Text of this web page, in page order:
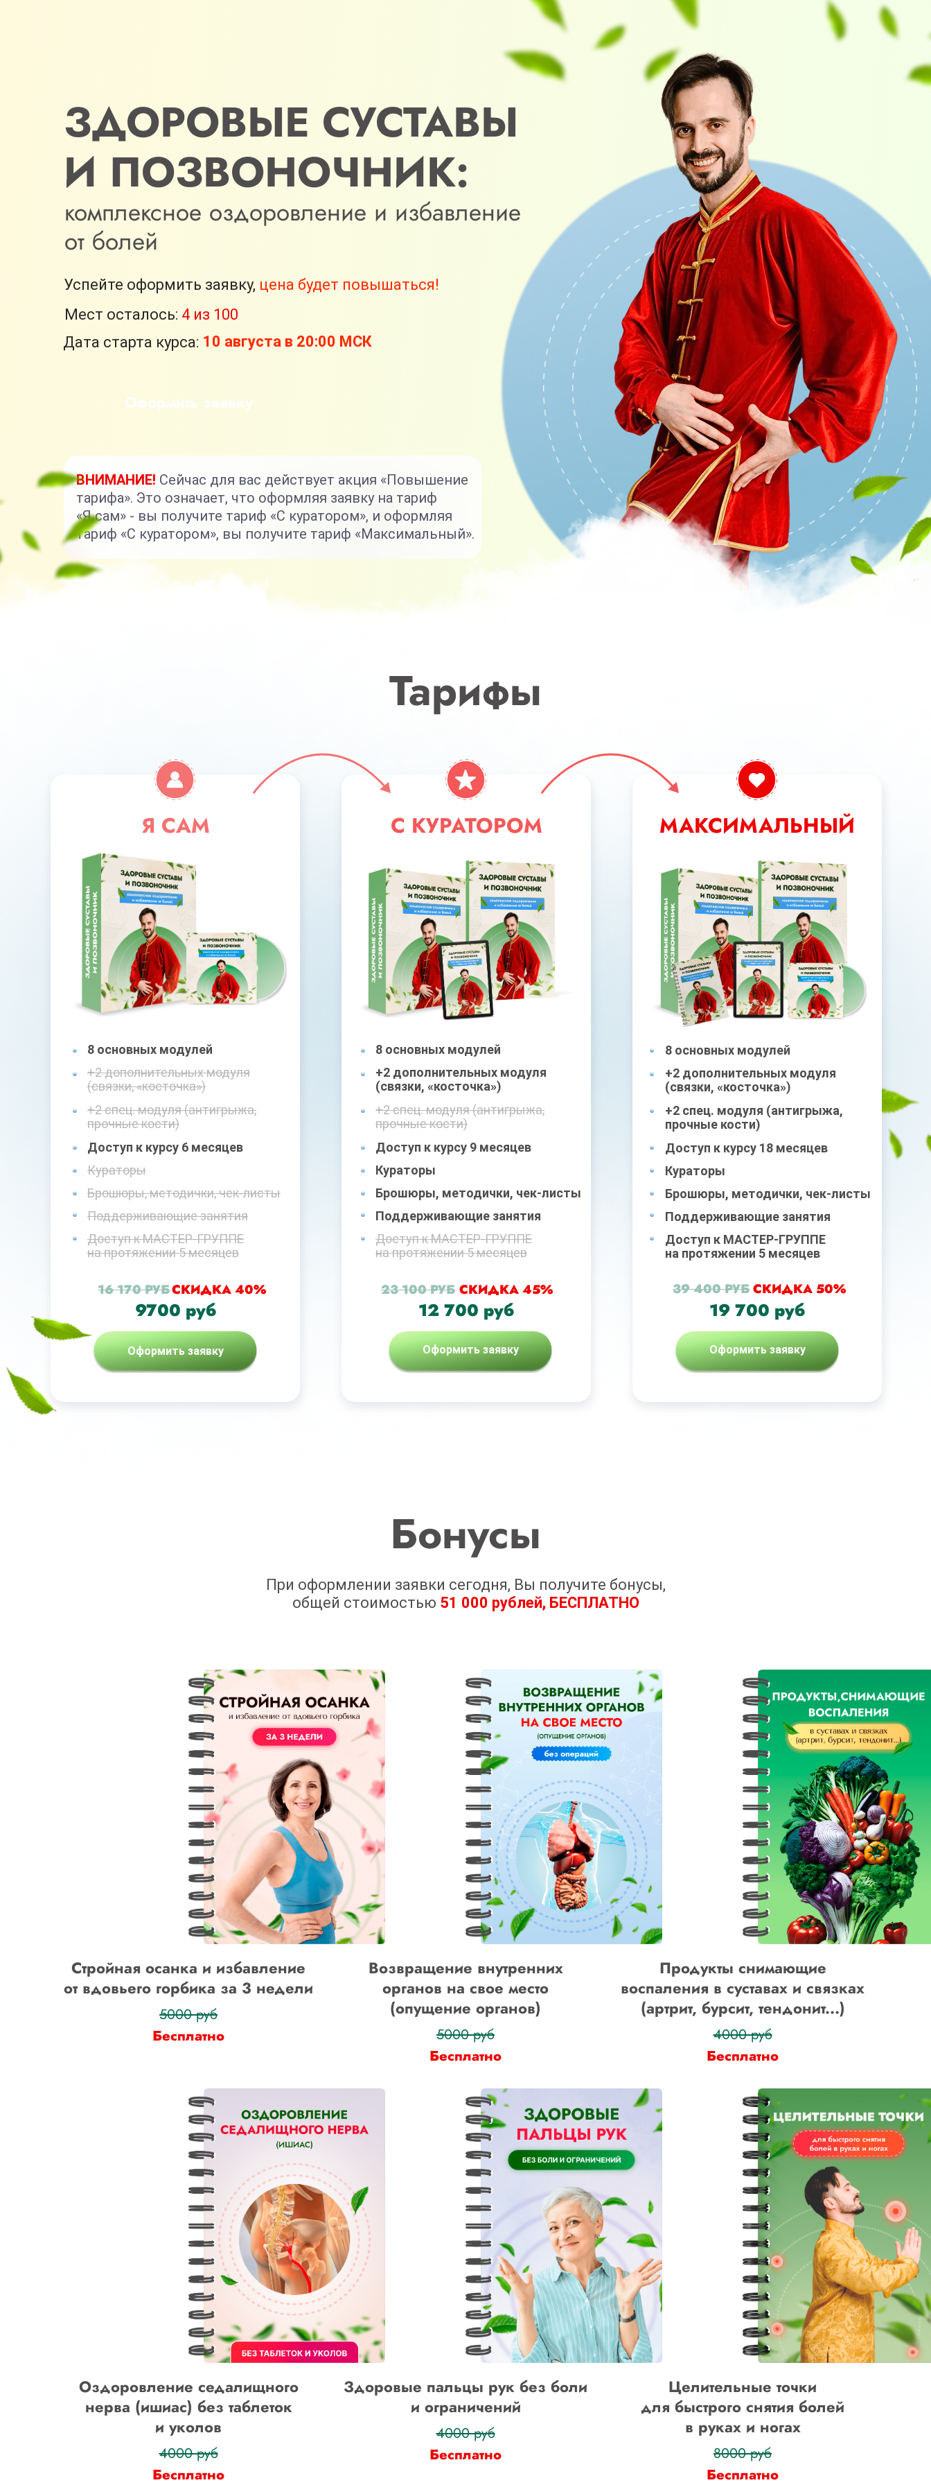
ЗДОРОВЫЕ СУСТАВЫ
И ПОЗВОНОЧНИК:
Оформить заявку
комплексное оздоровление и избавление
от болей
Успейте оформить заявку, цена будет повышаться!
Мест осталось: 4 из 100
ВНИМАНИЕ! Сейчас для вас действует акция «Повышение
тарифа». Это означает, что оформляя заявку на тариф
«Я сам» - вы получите тариф «С куратором», и оформляя
тариф «С куратором», вы получите тариф «Максимальный».
Дата старта курса: 10 августа в 20:00 МСК
Я САМ С КУРАТОРОМ МАКСИМАЛЬНЫЙ
9700 руб 12 700 руб 19 700 руб
Оформить заявку Оформить заявку Оформить заявку
8 основных модулей
+2 дополнительных модуля
(связки, «косточка»)
+2 спец. модуля (антигрыжа,
прочные кости)
Доступ к курсу 6 месяцев
Кураторы
Поддерживающие занятия
Брошюры, методички, чек-листы
Доступ к МАСТЕР-ГРУППЕ
на протяжении 5 месяцев
Тарифы
23 100 РУБ СКИДКА 45%
8 основных модулей
+2 дополнительных модуля
(связки, «косточка»)
+2 спец. модуля (антигрыжа,
прочные кости)
Доступ к курсу 9 месяцев
Кураторы
Поддерживающие занятия
Брошюры, методички, чек-листы
Доступ к МАСТЕР-ГРУППЕ
на протяжении 5 месяцев
16 170 РУБСКИДКА 40% 39 400 РУБСКИДКА 50%
8 основных модулей
+2 дополнительных модуля
(связки, «косточка»)
+2 спец. модуля (антигрыжа,
прочные кости)
Доступ к курсу 18 месяцев
Кураторы
Поддерживающие занятия
Брошюры, методички, чек-листы
Доступ к МАСТЕР-ГРУППЕ
на протяжении 5 месяцев
При оформлении заявки сегодня, Вы получите бонусы,
общей стоимостью 51 000 рублей, БЕСПЛАТНО
Бонусы
Стройная осанка и избавление
от вдовьего горбика за 3 недели
5000 руб
Бесплатно
Возвращение внутренних
органов на свое место
(опущение органов)
5000 руб
Бесплатно
Продукты снимающие
воспаления в суставах и связках
(артрит, бурсит, тендонит...)
4000 руб
Бесплатно
Оздоровление седалищного
нерва (ишиас) без таблеток
и уколов
4000 руб
Бесплатно
Здоровые пальцы рук без боли
и ограничений
4000 руб
Бесплатно
Целительные точки
для быстрого снятия болей
в руках и ногах
8000 руб
Бесплатно